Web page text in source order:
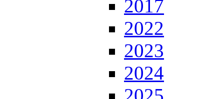
2017
2022
2023
2024